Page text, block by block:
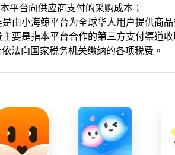
平台向供应商支付的采购成本；
由小海鲸平台为全球华人用户提供商
要是指本平台合作的第三方支付渠道
法向国家税务机关缴纳的各项税费。